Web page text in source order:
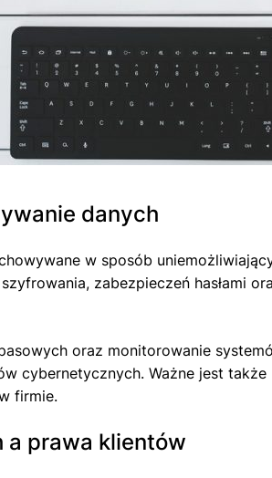
danych
w sposób
zabezpieczeń hasłami
oraz monitorowanie
cybernetycznych. Ważne jest
firmie.
a prawa klientów